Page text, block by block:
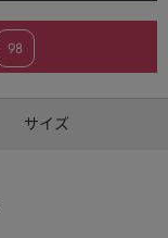
98
サイズ